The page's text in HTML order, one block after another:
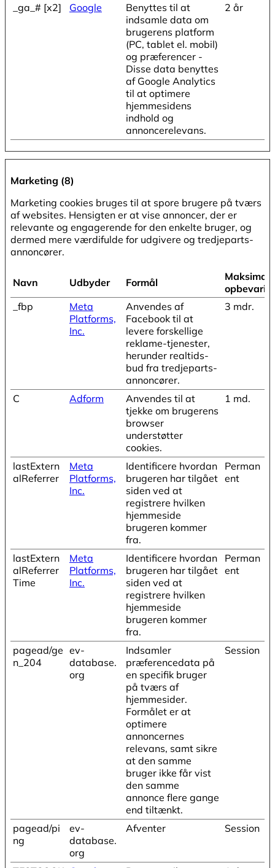
_ga_# [x2] Google
Benyttes til at
indsamle data om
brugerens platform
(PC, tablet el. mobil)
og præferencer -
Disse data benyttes
af Google Analytics
til at optimere
hjemmesidens
indhold og
annoncerelevans.
2 år
Marketing (8)
Marketing cookies bruges til at spore brugere på tværs
af websites. Hensigten er at vise annoncer, der er
relevante og engagerende for den enkelte bruger, og
dermed mere værdifulde for udgivere og tredjeparts-
annoncører.
Navn Udbyder Formål
Maksimal
_fbp
Meta
Platforms,
Inc.
Anvendes af
Facebook til at
levere forskellige
reklame-tjenester,
herunder realtids-
bud fra tredjeparts-
annoncører.
3 mdr.
C Adform
Anvendes til at
tjekke om brugerens
browser
understøtter
cookies.
1 md.
lastExtern
alReferrer
Meta
Platforms,
Inc.
Identificere hvordan
brugeren har tilgået
siden ved at
registrere hvilken
hjemmeside
brugeren kommer
fra.
Perman
ent
lastExtern
alReferrer
Time
Meta
Platforms,
Inc.
Identificere hvordan
brugeren har tilgået
siden ved at
registrere hvilken
hjemmeside
brugeren kommer
fra.
Perman
ent
pagead/ge
n_204
ev-
database.
org
Indsamler
præferencedata på
en specifik bruger
på tværs af
hjemmesider.
Formålet er at
optimere
annoncernes
relevans, samt sikre
at den samme
bruger ikke får vist
den samme
annonce flere gange
end tiltænkt.
Session
pagead/pi
ng
ev-
database.
org
Afventer Session